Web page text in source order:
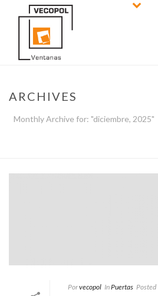
ARCHIVES
Monthly Archive for: "diciembre, 2025"
Porvecopol InPuertas Posted